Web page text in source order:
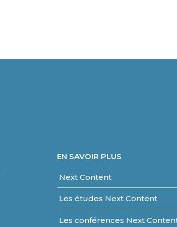
EN SAVOIR PLUS
Next Content
Les études Next Content
Les conférences Next